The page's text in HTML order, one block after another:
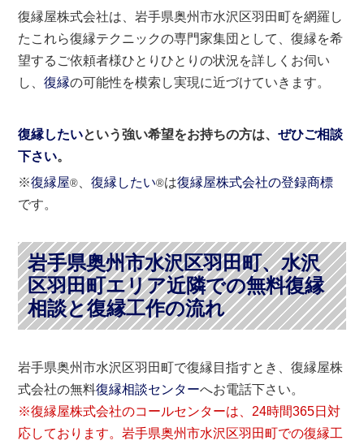
復縁屋株式会社は、岩手県奥州市水沢区羽田町を網羅し
たこれら復縁テクニックの専門家集団として、復縁を希
望するご依頼者様ひとりひとりの状況を詳しくお伺い
し、復縁の可能性を模索し実現に近づけていきます。
復縁したいという強い希望をお持ちの方は、ぜひご相談
下さい。
※復縁屋® 、復縁したい®は復縁屋株式会社の登録商標
です。
岩手県奥州市水沢区羽田町、水沢
区羽田町エリア近隣での無料復縁
相談と復縁工作の流れ
岩手県奥州市水沢区羽田町で復縁目指すとき、復縁屋株
式会社の無料復縁相談センターへお電話下さい。
※復縁屋株式会社のコールセンターは、24時間365日対
応しております。岩手県奥州市水沢区羽田町での復縁工